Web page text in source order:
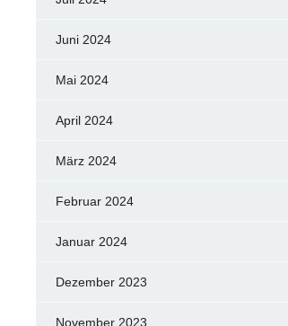
Juni 2024
Mai 2024
April 2024
März 2024
Februar 2024
Januar 2024
Dezember 2023
November 2023